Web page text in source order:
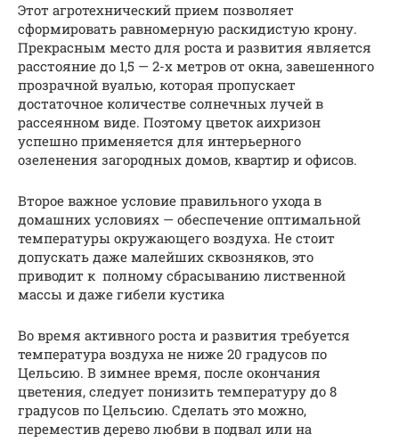
Этот агротехнический прием позволяет
сформировать равномерную раскидистую крону.
Прекрасным место для роста и развития является
расстояние до 1,5 — 2-х метров от окна, завешенного
прозрачной вуалью, которая пропускает
достаточное количестве солнечных лучей в
рассеянном виде. Поэтому цветок аихризон
успешно применяется для интерьерного
озеленения загородных домов, квартир и офисов.
Второе важное условие правильного ухода в
домашних условиях — обеспечение оптимальной
температуры окружающего воздуха. Не стоит
допускать даже малейших сквозняков, это
приводит к полному сбрасыванию лиственной
массы и даже гибели кустика
Во время активного роста и развития требуется
температура воздуха не ниже 20 градусов по
Цельсию. В зимнее время, после окончания
цветения, следует понизить температуру до 8
градусов по Цельсию. Сделать это можно,
переместив дерево любви в подвал или на